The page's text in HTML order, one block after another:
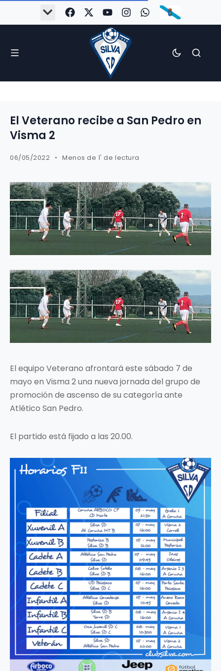
El Veterano recibe a San Pedro en
Visma 2
06/05/2022 Menos de 1' de lectura
El equipo Veterano afrontará este sábado 7 de
mayo en Visma 2 una nueva jornada del grupo de
promoción de ascenso de su categoría ante
Atlético San Pedro.
El partido está fijado a las 20.00.